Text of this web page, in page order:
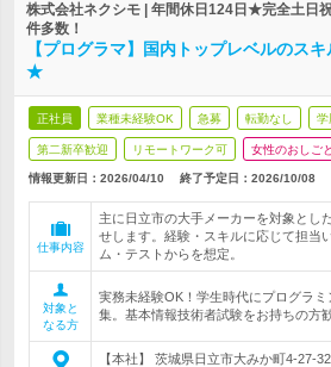
株式会社ネクシモ | 年間休日124日★完全土日
件多数！
【プログラマ】国内トップレベルのス
★
正社員 業種未経験OK 急募 転勤なし 学
第二新卒歓迎 リモートワーク可 女性のおしご
情報更新日：2026/04/10 終了予定日： 2026/10/08
仕事内容
主に日立市の大手メーカーを対象とし
せします。経験・スキルに応じて担当
ム・テストからを想定。
対象と
なる方
実務未経験OK！学生時代にプログラ
集。基本情報技術者試験をお持ちの方
【本社】 茨城県日立市大みか町4-